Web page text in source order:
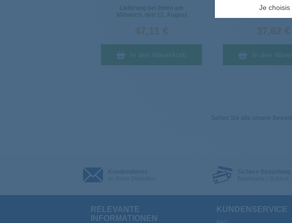
Je choisis
Mittwoch, den 12. August
47,11 €
In den Warenkorb
Lieferung bei
37,62 €
In den
Sehen Sie alle unsere
RELEVANTE
INFORMATIONEN
KUNDENSERVICE